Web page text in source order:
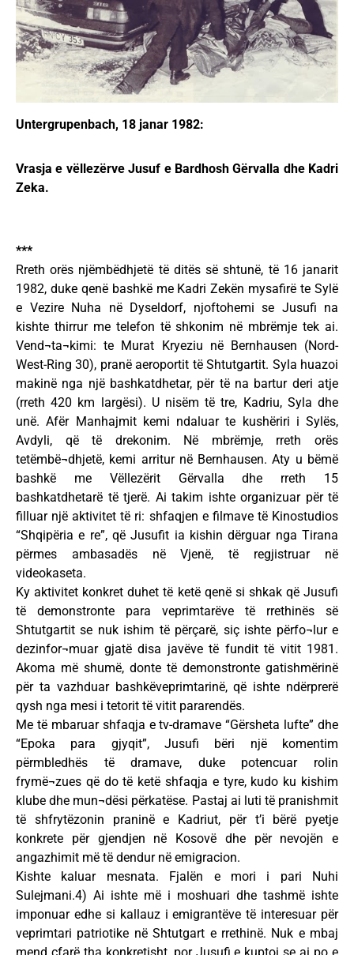
Untergrupenbach, 18 janar 1982:
Vrasja e vëllezërve Jusuf e Bardhosh Gërvalla dhe Kadri
Zeka.
***
Rreth orës njëmbëdhjetë të ditës së shtunë, të 16 janarit
1982, duke qenë bashkë me Kadri Zekën mysafirë te Sylë
e Vezire Nuha në Dyseldorf, njoftohemi se Jusufi na
kishte thirrur me telefon të shkonim në mbrëmje tek ai.
Vend¬ta¬kimi: te Murat Kryeziu në Bernhausen (Nord-
West-Ring 30), pranë aeroportit të Shtutgartit. Syla huazoi
makinë nga një bashkatdhetar, për të na bartur deri atje
(rreth 420 km largësi). U nisëm të tre, Kadriu, Syla dhe
unë. Afër Manhajmit kemi ndaluar te kushëriri i Sylës,
Avdyli, që të drekonim. Në mbrëmje, rreth orës
tetëmbë¬dhjetë, kemi arritur në Bernhausen. Aty u bëmë
bashkë me Vëllezërit Gërvalla dhe rreth 15
bashkatdhetarë të tjerë. Ai takim ishte organizuar për të
filluar një aktivitet të ri: shfaqjen e filmave të Kinostudios
“Shqipëria e re”, që Jusufit ia kishin dërguar nga Tirana
përmes ambasadës në Vjenë, të regjistruar në
videokaseta.
Ky aktivitet konkret duhet të ketë qenë si shkak që Jusufi
të demonstronte para veprimtarëve të rrethinës së
Shtutgartit se nuk ishim të përçarë, siç ishte përfo¬lur e
dezinfor¬muar gjatë disa javëve të fundit të vitit 1981.
Akoma më shumë, donte të demonstronte gatishmërinë
për ta vazhduar bashkëveprimtarinë, që ishte ndërprerë
qysh nga mesi i tetorit të vitit pararendës.
Me të mbaruar shfaqja e tv-dramave “Gërsheta lufte” dhe
“Epoka para gjyqit”, Jusufi bëri një komentim
përmbledhës të dramave, duke potencuar rolin
frymë¬zues që do të ketë shfaqja e tyre, kudo ku kishim
klube dhe mun¬dësi përkatëse. Pastaj ai luti të pranishmit
të shfrytëzonin praninë e Kadriut, për t’i bërë pyetje
konkrete për gjendjen në Kosovë dhe për nevojën e
angazhimit më të dendur në emigracion.
Kishte kaluar mesnata. Fjalën e mori i pari Nuhi
Sulejmani.4) Ai ishte më i moshuari dhe tashmë ishte
imponuar edhe si kallauz i emigrantëve të interesuar për
veprimtari patriotike në Shtutgart e rrethinë. Nuk e mbaj